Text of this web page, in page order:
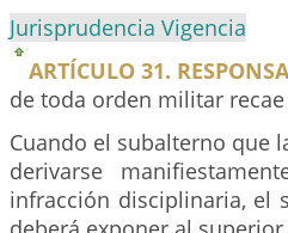
Jurisprudencia Vigencia
ARTÍCULO 31.
de toda orden militar
Cuando el subalterno que
derivarse
infracción disciplinaria, el